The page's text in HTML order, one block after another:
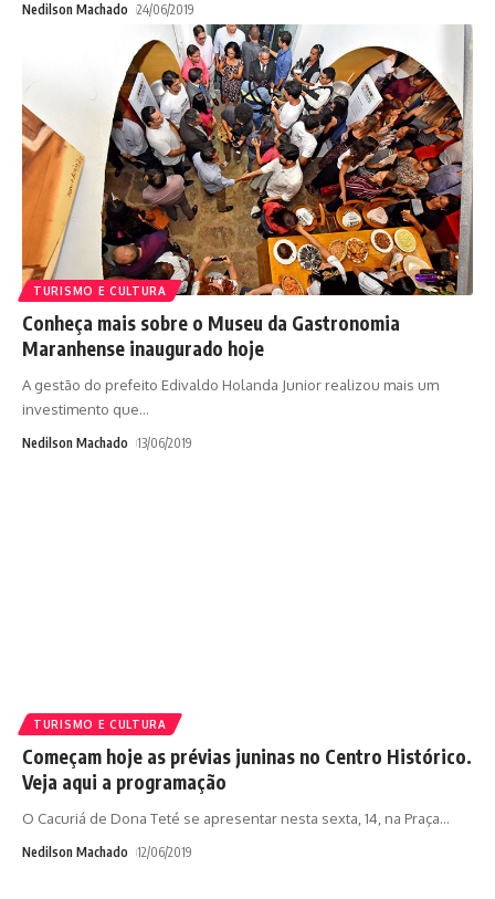
Nedilson Machado 24/06/2019
TURISMO E CULTURA
Conheça mais sobre o Museu da Gastronomia
Maranhense inaugurado hoje
A gestão do prefeito Edivaldo Holanda Junior realizou mais um
investimento que…
Nedilson Machado 13/06/2019
TURISMO E CULTURA
Começam hoje as prévias juninas no Centro Histórico.
Veja aqui a programação
O Cacuriá de Dona Teté se apresentar nesta sexta, 14, na Praça…
Nedilson Machado 12/06/2019